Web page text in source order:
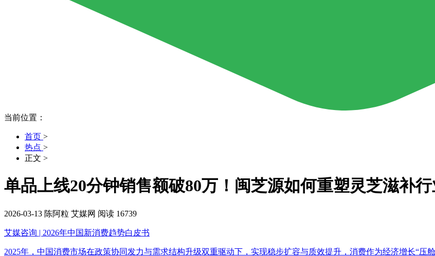
当前位置：
首页 >
热点 >
正文 >
单品上线20分钟销售额破80万！闽芝源如何重塑灵芝滋补行
2026-03-13 陈阿粒 艾媒网 阅读 16739
艾媒咨询 | 2026年中国新消费趋势白皮书
2025年，中国消费市场在政策协同发力与需求结构升级双重驱动下，实现稳步扩容与质效提升，消费作为经济增长“